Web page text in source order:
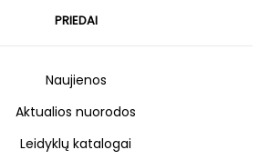
PRIEDAI
Naujienos
Aktualios nuorodos
Leidyklų katalogai